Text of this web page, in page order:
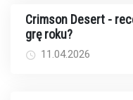
Crimson Desert -
grę roku?
11.04.2026